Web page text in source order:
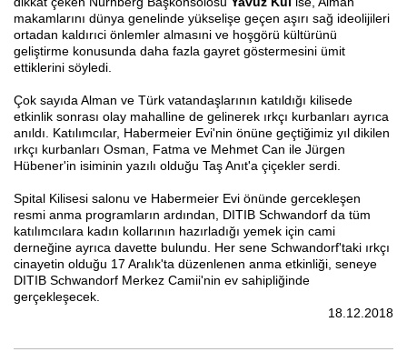
makamlarını dünya genelinde yükselişe geçen aşırı sağ ideolijileri
ortadan kaldırıci önlemler almasıni ve hoşgörü kültürünü
geliştirme konusunda daha fazla gayret göstermesini ümit
ettiklerini söyledi.
Çok sayıda Alman ve Türk vatandaşlarının katıldığı kilisede
etkinlik sonrası olay mahalline de gelinerek ırkçı kurbanları ayrıca
anıldı. Katılımcılar, Habermeier Evi'nin önüne geçtiğimiz yıl dikilen
ırkçı kurbanları Osman, Fatma ve Mehmet Can ile Jürgen
Hübener'in isiminin yazılı olduğu Taş Anıt'a çiçekler serdi.
Spital Kilisesi salonu ve Habermeier Evi önünde gercekleşen
resmi anma programların ardından, DITIB Schwandorf da tüm
katılımcılara kadın kollarının hazırladığı yemek için cami
derneğine ayrıca davette bulundu. Her sene Schwandorf'taki ırkçı
cinayetin olduğu 17 Aralık'ta düzenlenen anma etkinliği, seneye
DITIB Schwandorf Merkez Camii'nin ev sahipliğinde
gerçekleşecek.
18.12.2018